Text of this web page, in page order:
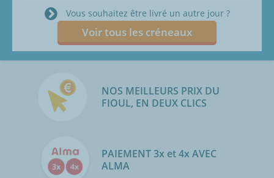
Vous souhaitez être livré un autre jour ?
Voir tous les créneaux
NOS MEILLEURS PRIX DU
FIOUL, EN DEUX CLICS
PAIEMENT 3x et 4x AVEC
ALMA